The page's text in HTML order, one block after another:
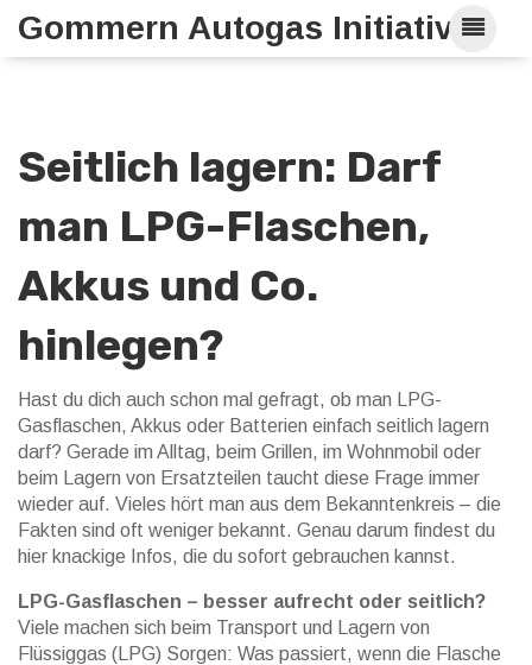
Gommern Autogas Initiative
Seitlich lagern: Darf
man LPG-Flaschen,
Akkus und Co.
hinlegen?
Hast du dich auch schon mal gefragt, ob man LPG-
Gasflaschen, Akkus oder Batterien einfach seitlich lagern
darf? Gerade im Alltag, beim Grillen, im Wohnmobil oder
beim Lagern von Ersatzteilen taucht diese Frage immer
wieder auf. Vieles hört man aus dem Bekanntenkreis – die
Fakten sind oft weniger bekannt. Genau darum findest du
hier knackige Infos, die du sofort gebrauchen kannst.
LPG-Gasflaschen – besser aufrecht oder seitlich?
Viele machen sich beim Transport und Lagern von
Flüssiggas (LPG) Sorgen: Was passiert, wenn die Flasche